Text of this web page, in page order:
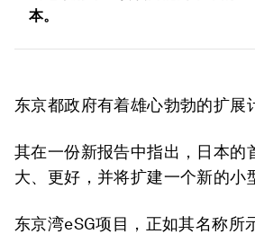
本。
东京都政府有着雄心勃勃的扩展
其在一份新报告中指出，日本的
大、更好，并将扩建一个新的小
东京湾eSG项目，正如其名称所